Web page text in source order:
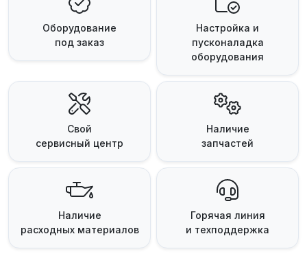
Оборудование
под заказ
Настройка и
пусконаладка
оборудования
Свой
сервисный центр
Наличие
запчастей
Наличие
расходных материалов
Горячая линия
и техподдержка